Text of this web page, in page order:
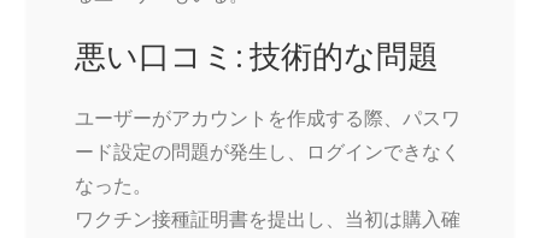
悪い口コミ: 技術的な問題
ユーザーがアカウントを作成する際、パスワ
ード設定の問題が発生し、ログインできなく
なった。
ワクチン接種証明書を提出し、当初は購入確